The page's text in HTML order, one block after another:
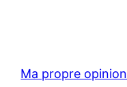
Ma propre opinion